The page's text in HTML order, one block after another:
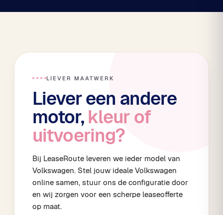
LIEVER MAATWERK
Liever een andere
motor,kleur of
uitvoering?
Bij LeaseRoute leveren we ieder model van
Volkswagen. Stel jouw ideale Volkswagen
online samen, stuur ons de configuratie door
en wij zorgen voor een scherpe leaseofferte
op maat.